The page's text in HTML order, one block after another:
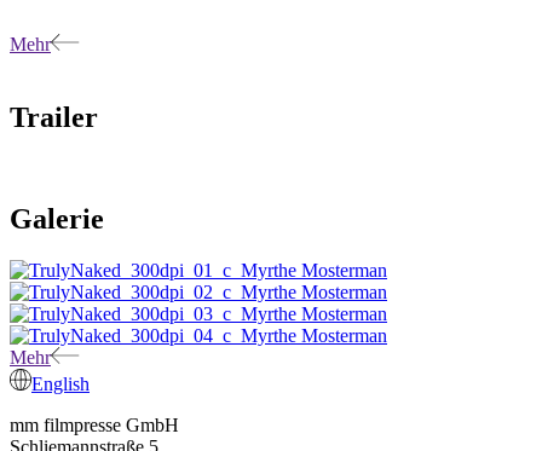
Mehr
Trailer
Galerie
Mehr
English
mm filmpresse GmbH